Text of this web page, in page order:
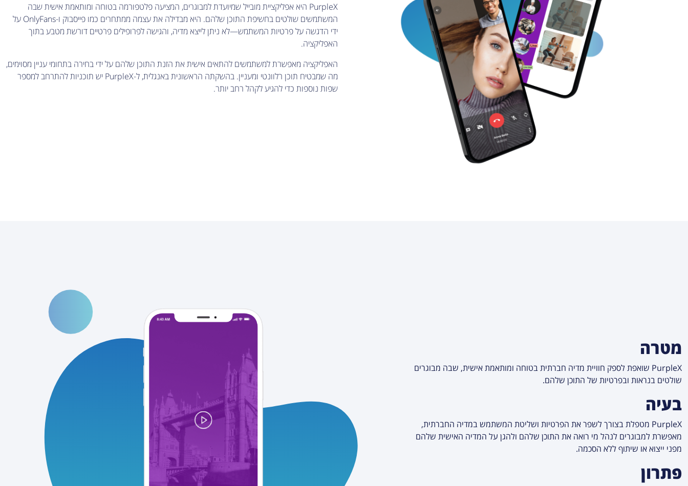
PurpleX היא אפליקציית מובייל שמיועדת למבוגרים, המציעה פלטפורמה בטוחה ומותאמת אישית שבה
המשתמשים שולטים בחשיפת התוכן שלהם. היא מבדילה את עצמה ממתחרים כמו פייסבוק ו-OnlyFans על
ידי הדגשה על פרטיות המשתמש—לא ניתן לייצא מדיה, והגישה לפרופילים פרטיים דורשת מטבע בתוך
האפליקציה.
האפליקציה מאפשרת למשתמשים להתאים אישית את הזנת התוכן שלהם על ידי בחירה בתחומי עניין מסוימים,
מה שמבטיח תוכן רלוונטי ומעניין. בהשקתה הראשונית באנגלית, ל-PurpleX יש תוכניות להתרחב למספר
שפות נוספות כדי להגיע לקהל רחב יותר.
מטרה
PurpleX שואפת לספק חוויית מדיה חברתית בטוחה ומותאמת אישית, שבה מבוגרים
שולטים בנראות ובפרטיות של התוכן שלהם.
בעיה
PurpleX מטפלת בצורך לשפר את הפרטיות ושליטת המשתמש במדיה החברתית,
מאפשרת למבוגרים לנהל מי רואה את התוכן שלהם ולהגן על המדיה האישית שלהם
מפני ייצוא או שיתוף ללא הסכמה.
פתרון